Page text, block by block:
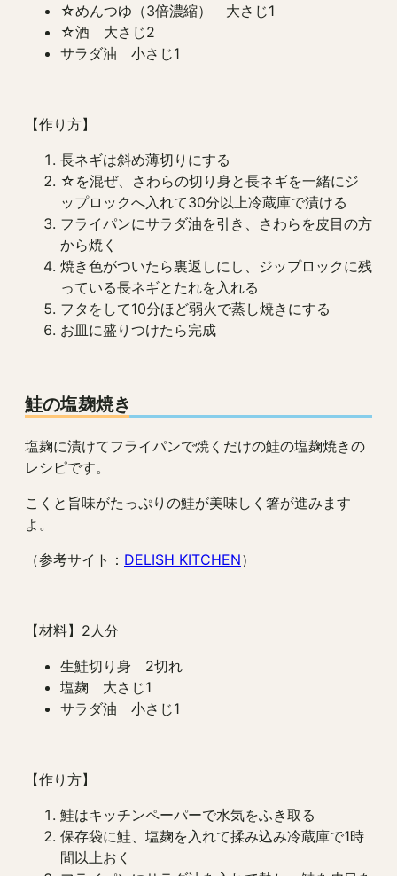
☆めんつゆ（3倍濃縮） 大さじ1
☆酒 大さじ2
サラダ油 小さじ1
【作り方】
長ネギは斜め薄切りにする
☆を混ぜ、さわらの切り身と長ネギを一緒にジ
ップロックへ入れて30分以上冷蔵庫で漬ける
フライパンにサラダ油を引き、さわらを皮目の方
から焼く
焼き色がついたら裏返しにし、ジップロックに残
っている長ネギとたれを入れる
フタをして10分ほど弱火で蒸し焼きにする
お皿に盛りつけたら完成
鮭の塩麹焼き
塩麹に漬けてフライパンで焼くだけの鮭の塩麹焼きの
レシピです。
こくと旨味がたっぷりの鮭が美味しく箸が進みます
よ。
（参考サイト： DELISH KITCHEN）
【材料】2人分
生鮭切り身 2切れ
塩麹 大さじ1
サラダ油 小さじ1
【作り方】
鮭はキッチンペーパーで水気をふき取る
保存袋に鮭、塩麹を入れて揉み込み冷蔵庫で1時
間以上おく